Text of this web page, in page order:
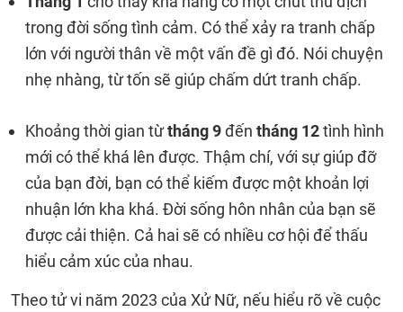
trong đời sống tình cảm. Có thể xảy ra tranh chấp
lớn với người thân về một vấn đề gì đó. Nói chuyện
nhẹ nhàng, từ tốn sẽ giúp chấm dứt tranh chấp.
Khoảng thời gian từtháng 9đến tháng 12tình hình
mới có thể khá lên được. Thậm chí, với sự giúp đỡ
của bạn đời, bạn có thể kiếm được một khoản lợi
nhuận lớn kha khá. Đời sống hôn nhân của bạn sẽ
được cải thiện. Cả hai sẽ có nhiều cơ hội để thấu
hiểu cảm xúc của nhau.
Theo tử vi năm 2023 của Xử Nữ, nếu hiểu rõ về cuộc